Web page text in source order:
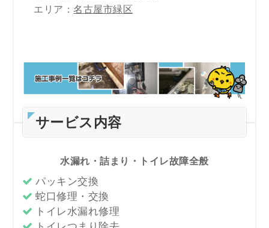
エリア：名古屋市緑区
サービス内容
水漏れ・詰まり・トイレ故障全般
パッキン交換
蛇口修理・交換
トイレ水漏れ修理
トイレつまり除去